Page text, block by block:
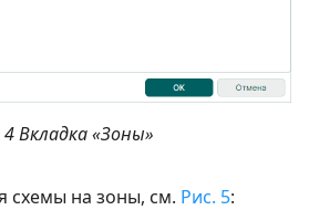
4 Вкладка «Зоны»
схемы на зоны, см. Рис. 5: